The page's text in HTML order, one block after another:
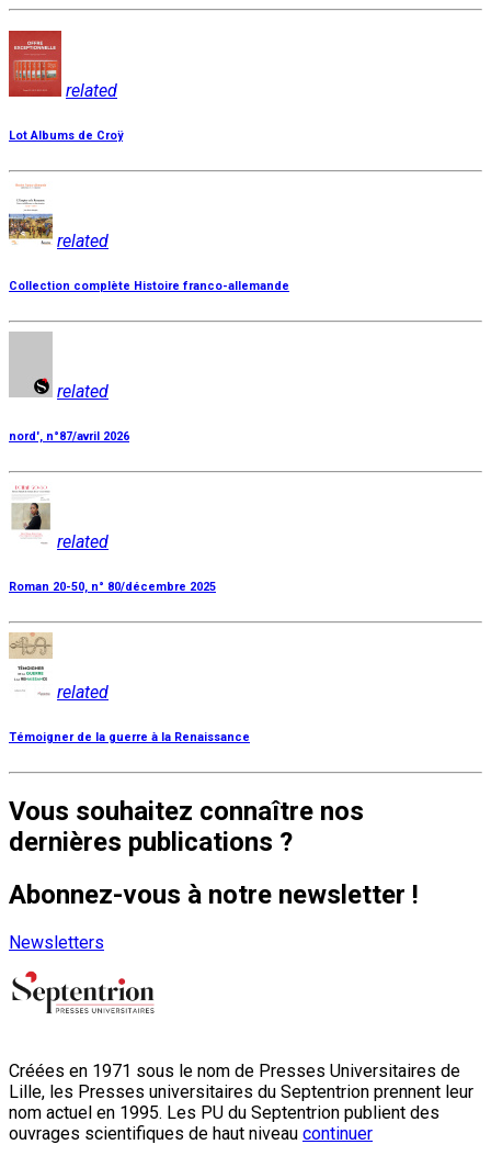
related
Lot Albums de Croÿ
related
Collection complète Histoire franco-allemande
related
nord', n°87/avril 2026
related
Roman 20-50, n° 80/décembre 2025
related
Témoigner de la guerre à la Renaissance
Vous souhaitez connaître nos
dernières publications ?
Abonnez-vous à notre newsletter !
Newsletters
Créées en 1971 sous le nom de Presses Universitaires de
Lille, les Presses universitaires du Septentrion prennent leur
nom actuel en 1995. Les PU du Septentrion publient des
ouvrages scientifiques de haut niveau continuer